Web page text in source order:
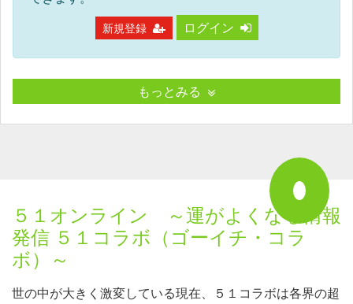
新規登録 ログイン
もっとみる
５１オンライン ～運がよくなる情報
発信 ５１コラボ（ゴーイチ・コラ
ボ）～
世の中が大きく激変している現在、５１コラボは各界の超